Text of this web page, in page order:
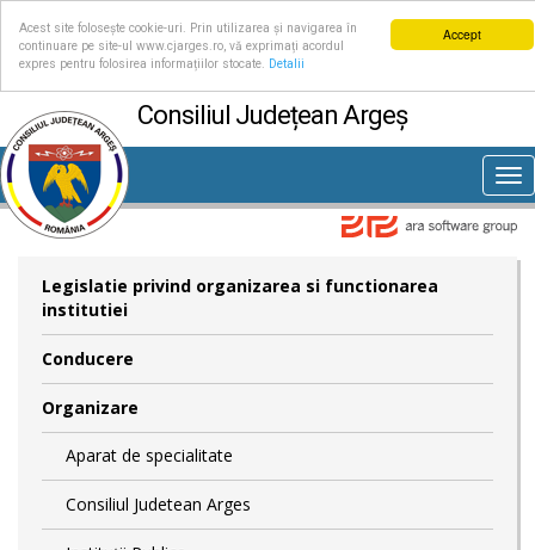
Accept
Acest site folosește cookie-uri. Prin utilizarea și navigarea în
continuare pe site-ul www.cjarges.ro, vă exprimați acordul
expres pentru folosirea informațiilor stocate.
Detalii
Consiliul Județean Argeș
Legislatie privind organizarea si functionarea
institutiei
Conducere
Organizare
Aparat de specialitate
Consiliul Judetean Arges